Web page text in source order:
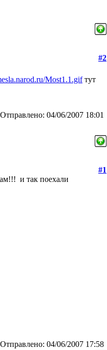
#2
Most1.1.gifтут
Отправлено: 04/06/2007 18:01
#1
и так поехали
Отправлено: 04/06/2007 17:58